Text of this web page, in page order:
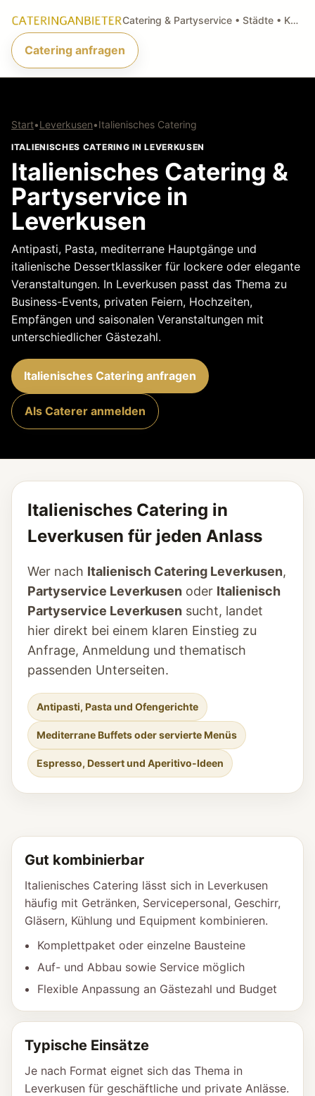
Catering & Partyservice • Städte • Küchenarten • Anfragen
Catering anfragen
Start•Leverkusen•Italienisches Catering
ITALIENISCHES CATERING IN LEVERKUSEN
Italienisches Catering &
Partyservice in
Leverkusen
Antipasti, Pasta, mediterrane Hauptgänge und
italienische Dessertklassiker für lockere oder elegante
Veranstaltungen. In Leverkusen passt das Thema zu
Business-Events, privaten Feiern, Hochzeiten,
Empfängen und saisonalen Veranstaltungen mit
unterschiedlicher Gästezahl.
Italienisches Catering anfragen
Als Caterer anmelden
Italienisches Catering in
Leverkusen für jeden Anlass
Wer nach Italienisch Catering Leverkusen,
Partyservice Leverkusen oder Italienisch
Partyservice Leverkusen sucht, landet
hier direkt bei einem klaren Einstieg zu
Anfrage, Anmeldung und thematisch
passenden Unterseiten.
Antipasti, Pasta und Ofengerichte
Mediterrane Buffets oder servierte Menüs
Espresso, Dessert und Aperitivo-Ideen
Gut kombinierbar
Italienisches Catering lässt sich in Leverkusen
häufig mit Getränken, Servicepersonal, Geschirr,
Gläsern, Kühlung und Equipment kombinieren.
Komplettpaket oder einzelne Bausteine
Auf- und Abbau sowie Service möglich
Flexible Anpassung an Gästezahl und Budget
Typische Einsätze
Je nach Format eignet sich das Thema in
Leverkusen für geschäftliche und private Anlässe.